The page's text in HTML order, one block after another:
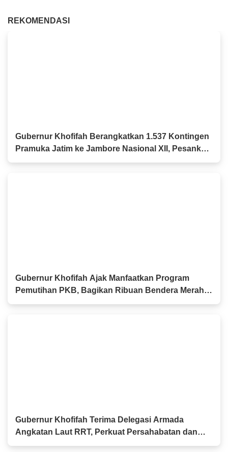
REKOMENDASI
Gubernur Khofifah Berangkatkan 1.537 Kontingen
Pramuka Jatim ke Jambore Nasional XII, Pesankan
Semangat Persaudaraan
Gubernur Khofifah Ajak Manfaatkan Program
Pemutihan PKB, Bagikan Ribuan Bendera Merah
Putih dan Sembako kepada Ojol Malang
Gubernur Khofifah Terima Delegasi Armada
Angkatan Laut RRT, Perkuat Persahabatan dan
Kerja Sama Industri Perkapalan